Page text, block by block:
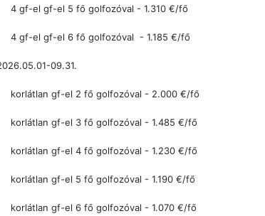
4 gf-el gf-el 5 fő golfozóval - 1.310 €/fő
4 gf-el gf-el 6 fő golfozóval - 1.185 €/fő
09.31.
korlátlan gf-el 2 fő golfozóval - 2.000 €/fő
korlátlan gf-el 3 fő golfozóval - 1.485 €/fő
korlátlan gf-el 4 fő golfozóval - 1.230 €/fő
korlátlan gf-el 5 fő golfozóval - 1.190 €/fő
korlátlan gf-el 6 fő golfozóval - 1.070 €/fő